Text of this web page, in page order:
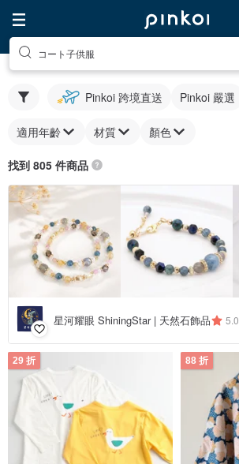
コート子供服
Pinkoi 跨境直送 Pinkoi 嚴選
適用年齡 材質 顏色
找到 805 件商品
星河耀眼 ShiningStar | 天然石飾品 5.0
29 折 88 折